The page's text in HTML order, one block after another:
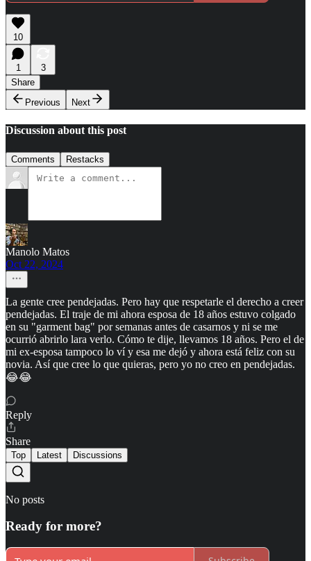
10
1
3
Share
Previous
Next
Discussion about this post
Comments Restacks
Manolo Matos
Oct 22, 2024
La gente cree pendejadas. Pero hay que respetarle el derecho a creer
pendejadas. El traje de mi ahora esposa de 18 años estuvo colgado
en su "garment bag" por semanas antes de casarnos y ni se me
ocurrió abrirlo lara verlo. Cómo te dije, llevamos 18 años. Pero el de
mi ex-esposa tampoco lo ví y esa me dejó y ahora está feliz con su
novia. Así que cree lo que quieras, pero yo no creo en pendejadas.
😂😂
Reply
Share
Top Latest Discussions
No posts
Ready for more?